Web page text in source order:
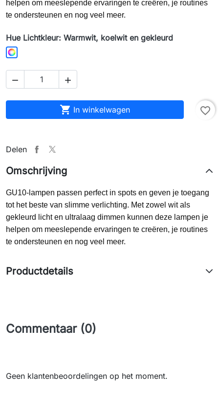
helpen om meeslepende ervaringen te creëren, je routines
te ondersteunen en nog veel meer.
Hue Lichtkleur: Warmwit, koelwit en gekleurd
Warmwit, koelwit en gekleurd
 
 In winkelwagen favorite_border
Delen
Omschrijving
GU10-lampen passen perfect in spots en geven je toegang
tot het beste van slimme verlichting. Met zowel wit als
gekleurd licht en ultralaag dimmen kunnen deze lampen je
helpen om meeslepende ervaringen te creëren, je routines
te ondersteunen en nog veel meer.
Productdetails
Commentaar (0)
Geen klantenbeoordelingen op het moment.